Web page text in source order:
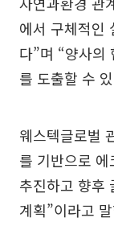
에서 구체적인
다”며 “양사의
를 도출할 수
웨스텍글로벌
를 기반으로
추진하고 향후
계획”이라고